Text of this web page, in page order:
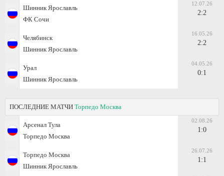
Шинник Ярославль
ФК Сочи
12.07.26
2:2
Челябинск
Шинник Ярославль
16.05.26
2:2
Урал
Шинник Ярославль
04.05.26
0:1
ПОСЛЕДНИЕ МАТЧИ Торпедо Москва
Арсенал Тула
Торпедо Москва
02.08.26
1:0
Торпедо Москва
Шинник Ярославль
26.07.26
1:1